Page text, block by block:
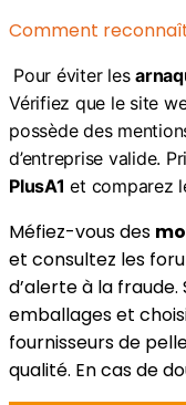
Comment
Pour éviter les
Vérifiez que le site
possède des
d’entreprise valide.
PlusA1 et comparez
Méfiez-vous des
et consultez les
d’alerte à la
emballages et
fournisseurs de
qualité. En cas de